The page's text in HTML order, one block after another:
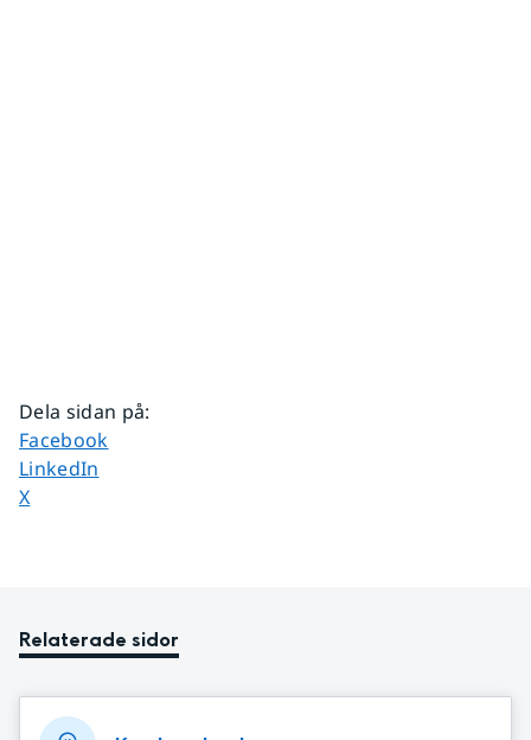
Dela sidan på:
Dela sidan på
Facebook
Dela sidan på
LinkedIn
Dela sidan på
X
Relaterade sidor